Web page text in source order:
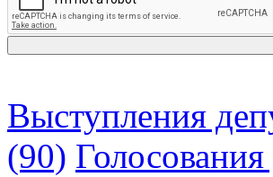
Выступления
(90) Голосования